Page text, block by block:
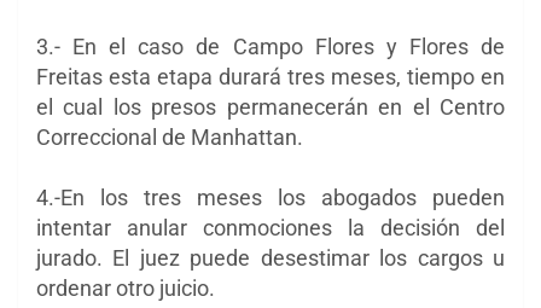
3.- En el caso de Campo Flores y Flores de
Freitas esta etapa durará tres meses, tiempo en
el cual los presos permanecerán en el Centro
Correccional de Manhattan.
4.-En los tres meses los abogados pueden
intentar anular conmociones la decisión del
jurado. El juez puede desestimar los cargos u
ordenar otro juicio.